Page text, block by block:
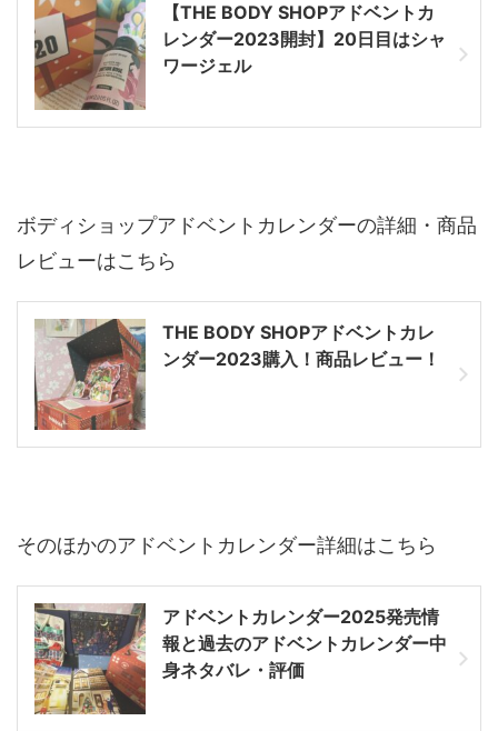
【THE BODY SHOPアドベントカ
レンダー2023開封】20日目はシャ
ワージェル
ボディショップアドベントカレンダーの詳細・商品
レビューはこちら
THE BODY SHOPアドベントカレ
ンダー2023購入！商品レビュー！
そのほかのアドベントカレンダー詳細はこちら
アドベントカレンダー2025発売情
報と過去のアドベントカレンダー中
身ネタバレ・評価